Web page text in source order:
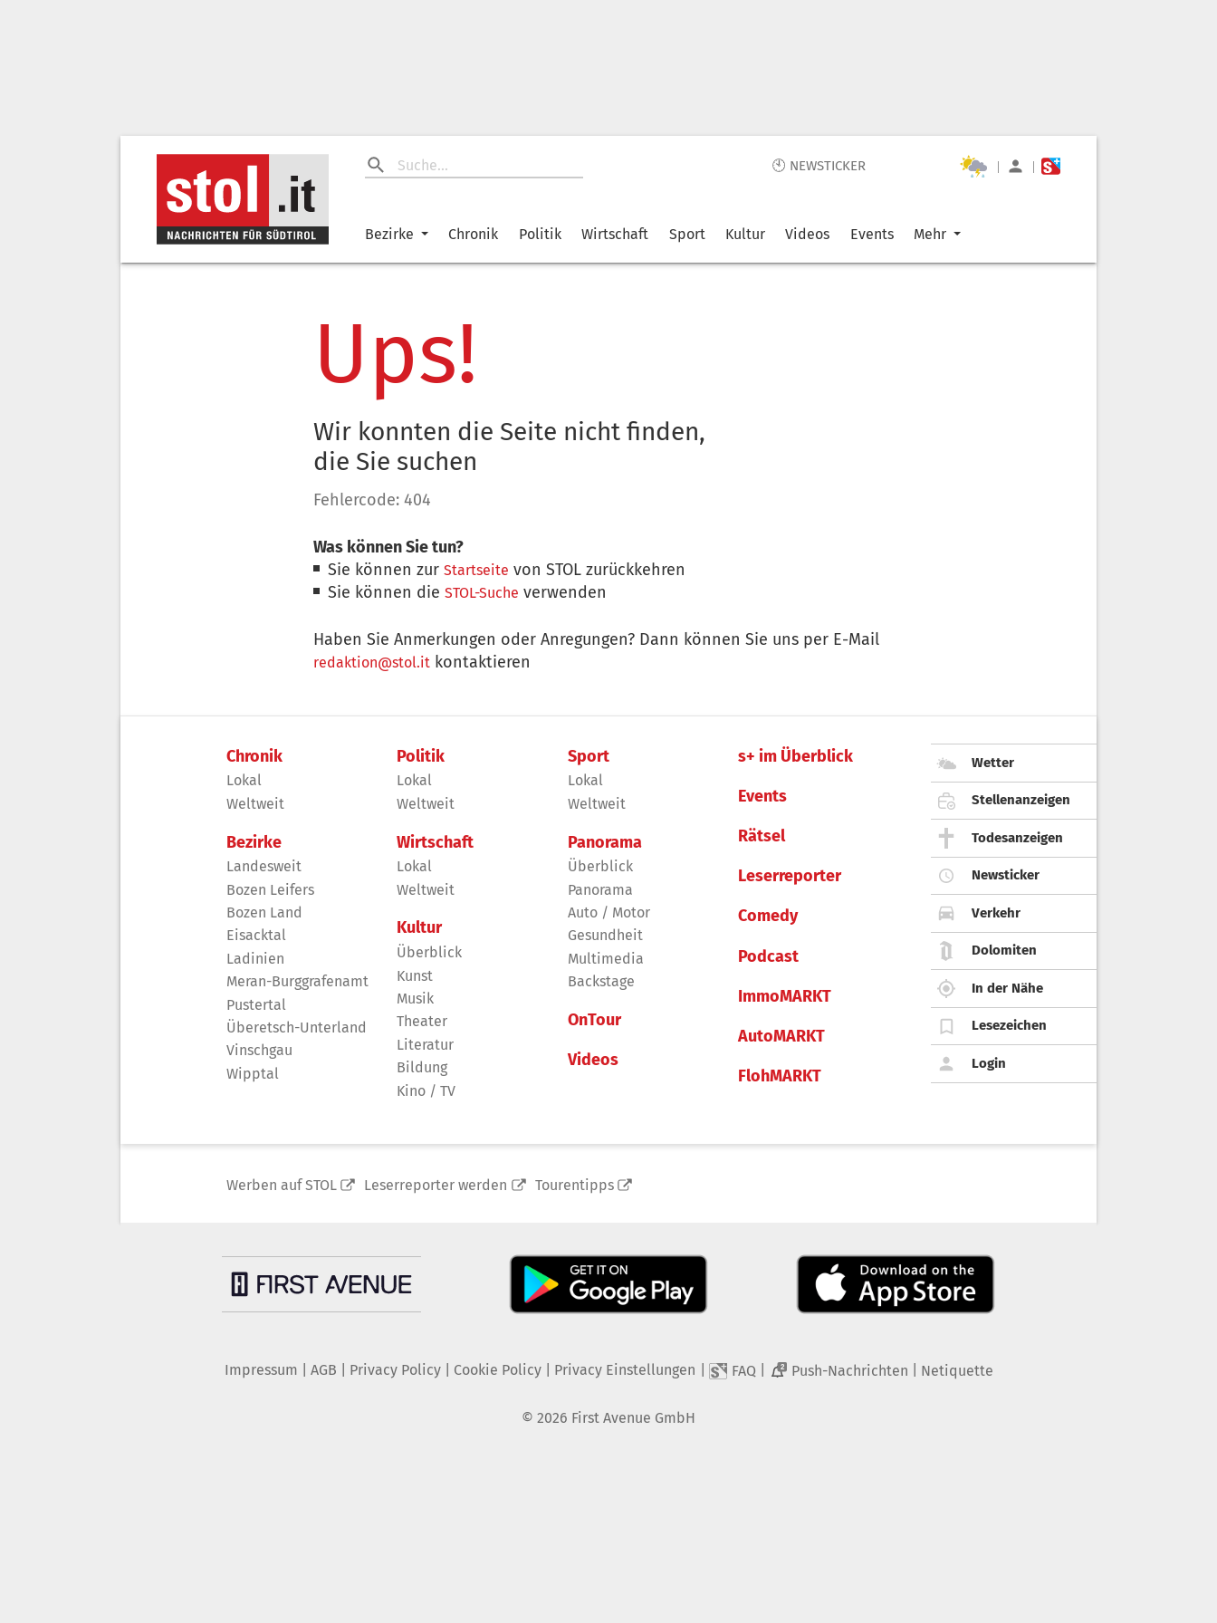
🕙 NEWSTICKER | |
Bezirke Chronik Politik Wirtschaft Sport Kultur Videos Events Mehr
Ups!
Wir konnten die Seite nicht finden,
die Sie suchen
Fehlercode: 404
Was können Sie tun?
Sie können zurStartseite von STOL zurückkehren
Sie können dieSTOL-Suche verwenden
Haben Sie Anmerkungen oder Anregungen? Dann können Sie uns per E-Mail
redaktion@stol.it kontaktieren
Chronik
Lokal
Weltweit
Bezirke
Landesweit
Bozen Leifers
Bozen Land
Eisacktal
Ladinien
Meran-Burggrafenamt
Pustertal
Überetsch-Unterland
Vinschgau
Wipptal
Politik
Lokal
Weltweit
Wirtschaft
Lokal
Weltweit
Kultur
Überblick
Kunst
Musik
Theater
Literatur
Bildung
Kino / TV
Sport
Lokal
Weltweit
Panorama
Überblick
Panorama
Auto / Motor
Gesundheit
Multimedia
Backstage
OnTour
Videos
s+ im Überblick
Events
Rätsel
Leserreporter
Comedy
Podcast
ImmoMARKT
AutoMARKT
FlohMARKT
Wetter
Stellenanzeigen
Todesanzeigen
Newsticker
Verkehr
Dolomiten
In der Nähe
Lesezeichen
Login
Werben auf STOL Leserreporter werden Tourentipps
Impressum AGB Privacy Policy| Cookie Policy| Privacy Einstellungen FAQ 2 Push-Nachrichten Netiquette
© 2026 First Avenue GmbH